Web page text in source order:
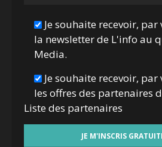
Je souhaite recevoir,
la newsletter de L'info au
Media.
Je souhaite recevoir,
les offres des partenaires
Liste des partenaires